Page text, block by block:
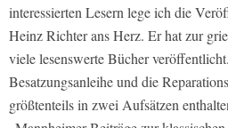
interessierten Lesern lege ich die
Heinz Richter ans Herz. Er hat zur
viele lesenswerte Bücher
Besatzungsanleihe und die
größtenteils in zwei Aufsätzen